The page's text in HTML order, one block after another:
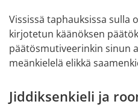
Vississä taphauksissa sulla
kirjotetun käänöksen
päätösmutiveerinkin sinun
meänkielelä elikkä
Jiddiksenkieli ja